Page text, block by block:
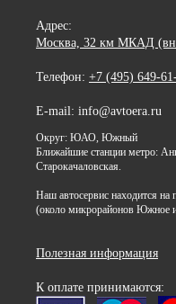
Адрес:
Москва, 32 км МКАД
Телефон: +7 (495) 649-
E-mail: info@avtoera.ru
Округ: ЮАО, Южный
Ближайшие станции метро:
Старокачаловская.
Наш автосервис находится
(около микрорайонов Южное
Полезная информация
К оплате принимаются: